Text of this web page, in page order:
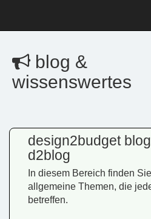
blog &
wissenswertes
design2budget
d2blog
In diesem Bereich finden
allgemeine Themen, die
betreffen.